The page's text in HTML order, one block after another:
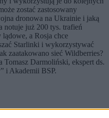
zostać zastosowany
dronowa na Ukrainie i jaką
notuje już 200 tys. trafień
lądowe, a Rosja chce
Starlinki i wykorzystywać
zaatakowano sieć Wildberries?
Darmoliński, ekspert ds.
i Akademii BSP.